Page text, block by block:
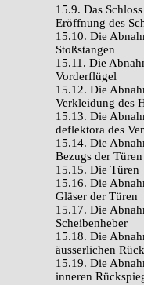
15.9. Das
Eröffnung des
15.10. Die
Stoßstangen
15.11. Die
Vorderflügel
15.12. Die
Verkleidung des
15.13. Die
deflektora des
15.14. Die
Bezugs der Türen
15.15. Die Türen
15.16. Die
Gläser der Türen
15.17. Die
Scheibenheber
15.18. Die
äusserlichen
15.19. Die
inneren